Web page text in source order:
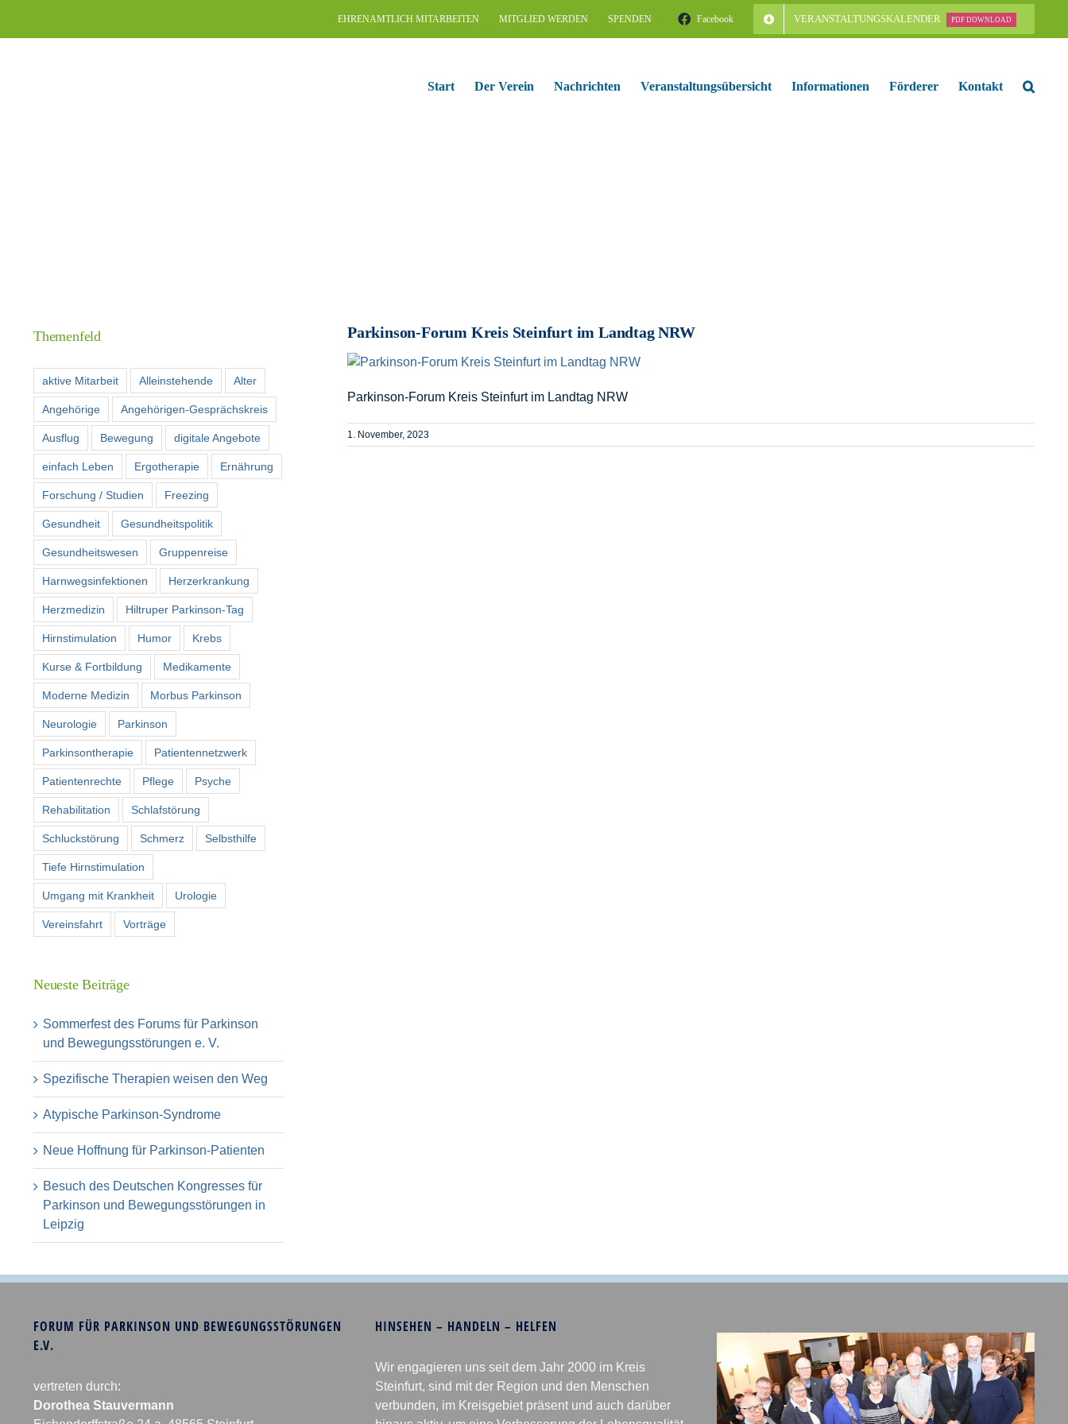
EHRENAMTLICH MITARBEITEN MITGLIED WERDEN SPENDEN Facebook VERANSTALTUNGSKALENDER PDF DOWNLOAD
Start Der Verein Nachrichten Veranstaltungsübersicht Informationen Förderer Kontakt
Parkinson-Forum Kreis Steinfurt im Landtag NRW
Parkinson-Forum Kreis Steinfurt im Landtag NRW
1. November, 2023
Themenfeld
aktive Mitarbeit Alleinstehende Alter
Angehörige Angehörigen-Gesprächskreis
Ausflug Bewegung digitale Angebote
einfach Leben Ergotherapie Ernährung
Forschung / Studien Freezing
Gesundheit Gesundheitspolitik
Gesundheitswesen Gruppenreise
Harnwegsinfektionen Herzerkrankung
Herzmedizin Hiltruper Parkinson-Tag
Hirnstimulation Humor Krebs
Kurse & Fortbildung Medikamente
Moderne Medizin Morbus Parkinson
Neurologie Parkinson
Parkinsontherapie Patientennetzwerk
Patientenrechte Pflege Psyche
Rehabilitation Schlafstörung
Schluckstörung Schmerz Selbsthilfe
Tiefe Hirnstimulation
Umgang mit Krankheit Urologie
Vereinsfahrt Vorträge
Neueste Beiträge
Sommerfest des Forums für Parkinson
und Bewegungsstörungen e. V.
Spezifische Therapien weisen den Weg
Atypische Parkinson-Syndrome
Neue Hoffnung für Parkinson-Patienten
Besuch des Deutschen Kongresses für
Parkinson und Bewegungsstörungen in
Leipzig
FORUM FÜR PARKINSON UND BEWEGUNGSSTÖRUNGEN
E.V.
vertreten durch:
Dorothea Stauvermann
HINSEHEN – HANDELN – HELFEN
Wir engagieren uns seit dem Jahr 2000 im Kreis
Steinfurt, sind mit der Region und den Menschen
verbunden, im Kreisgebiet präsent und auch darüber